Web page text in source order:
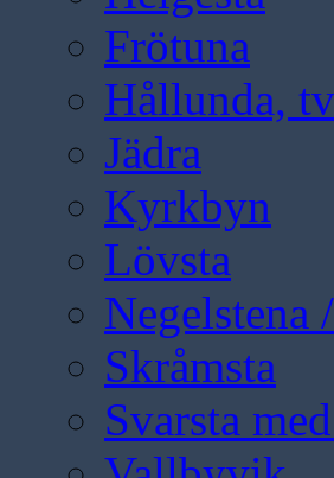
Frötuna
Hållunda,
Jädra
Kyrkbyn
Lövsta
Negelstena
Skråmsta
Svarsta